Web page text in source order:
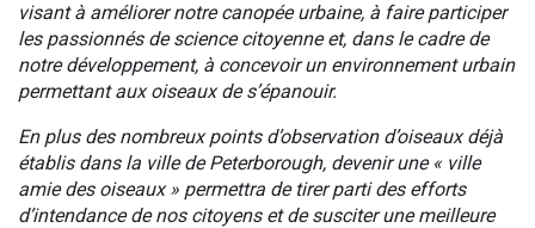
visant à améliorer notre canopée urbaine, à faire participer
les passionnés de science citoyenne et, dans le cadre de
notre développement, à concevoir un environnement urbain
permettant aux oiseaux de s’épanouir.
En plus des nombreux points d’observation d’oiseaux déjà
établis dans la ville de Peterborough, devenir une « ville
amie des oiseaux » permettra de tirer parti des efforts
d’intendance de nos citoyens et de susciter une meilleure